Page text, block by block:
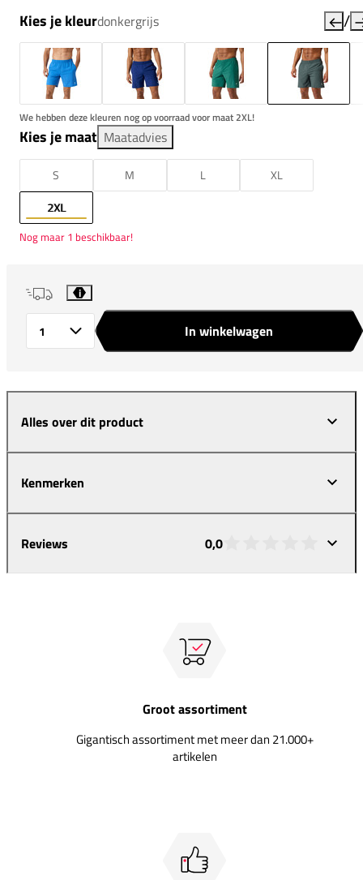
Kies je kleurdonkergrijs /
We hebben deze kleuren nog op voorraad voor maat 2XL!
Kies je maat Maatadvies
S M L
XL
2XL
Nog maar 1 beschikbaar!
i
In winkelwagen
Alles over dit product
Kenmerken
Reviews 0,0
Groot assortiment
Gigantisch assortiment met meer dan 21.000+
artikelen